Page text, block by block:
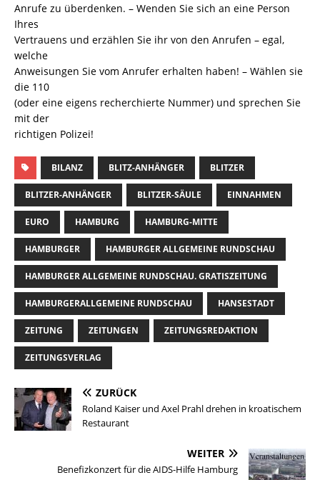
Anrufe zu überdenken. – Wenden Sie sich an eine Person
Ihres
Vertrauens und erzählen Sie ihr von den Anrufen – egal,
welche
Anweisungen Sie vom Anrufer erhalten haben! – Wählen sie
die 110
(oder eine eigens recherchierte Nummer) und sprechen Sie
mit der
richtigen Polizei!
BILANZ BLITZ-ANHÄNGER BLITZER
BLITZER-ANHÄNGER BLITZER-SÄULE EINNAHMEN
EURO HAMBURG HAMBURG-MITTE
HAMBURGER HAMBURGER ALLGEMEINE RUNDSCHAU
HAMBURGER ALLGEMEINE RUNDSCHAU. GRATISZEITUNG
HAMBURGERALLGEMEINE RUNDSCHAU HANSESTADT
ZEITUNG ZEITUNGEN ZEITUNGSREDAKTION
ZEITUNGSVERLAG
ZURÜCK
Roland Kaiser und Axel Prahl drehen in kroatischem
Restaurant
WEITER
Benefizkonzert für die AIDS-Hilfe Hamburg